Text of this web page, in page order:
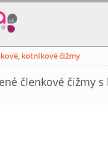
kotníkové čižmy
členkové čižmy